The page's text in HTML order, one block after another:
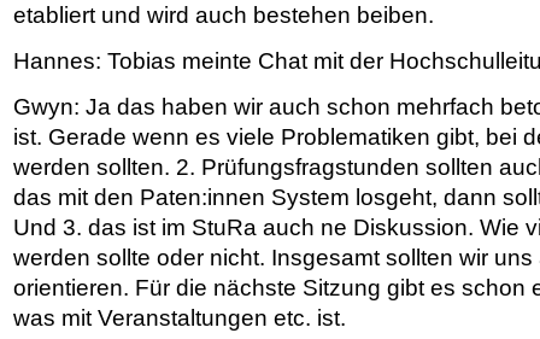
etabliert und wird auch bestehen beiben.
Hannes: Tobias meinte Chat mit der
Gwyn: Ja das haben wir auch schon mehrfach
ist. Gerade wenn es viele Problematiken gibt, bei
werden sollten. 2. Prüfungsfragstunden sollten
das mit den Paten:innen System losgeht, dann
Und 3. das ist im StuRa auch ne Diskussion. Wie
werden sollte oder nicht. Insgesamt sollten wir
orientieren. Für die nächste Sitzung gibt es schon
was mit Veranstaltungen etc. ist.